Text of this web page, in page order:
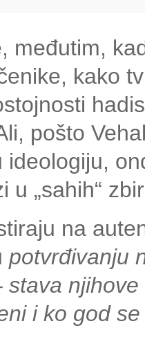
međutim,
kako
pošto
ideologiju,
u „sahih“
na
potvrđivanju
i ko god